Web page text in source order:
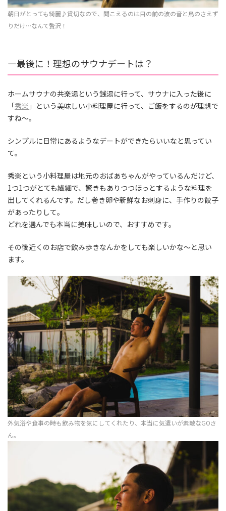
朝日がとっても綺麗♪貸切なので、聞こえるのは目の前の波の音と鳥のさえず
りだけ…なんて贅沢！
―最後に！理想のサウナデートは？
ホームサウナの共楽湯という銭湯に行って、サウナに入った後に
「秀楽 」という美味しい小料理屋に行って、ご飯をするのが理想で
すね〜。
シンプルに日常にあるようなデートができたらいいなと思ってい
て。
秀楽という小料理屋は地元のおばあちゃんがやっているんだけど、
1つ1つがとても繊細で、驚きもありつつほっとするような料理を
出してくれるんです。だし巻き卵や新鮮なお刺身に、手作りの餃子
があったりして。
どれを選んでも本当に美味しいので、おすすめです。
その後近くのお店で飲み歩きなんかをしても楽しいかな〜と思い
ます。
外気浴や食事の時も飲み物を気にしてくれたり、本当に気遣いが素敵なGOさ
ん。